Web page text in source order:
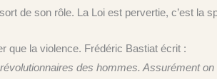
de son rôle. La Loi est pervertie, c’est la
que la violence. Frédéric Bastiat écrit :
des hommes. Assurément